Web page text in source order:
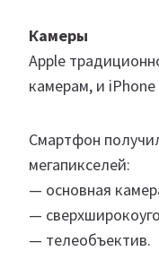
Камеры
Apple
камерам, и
Смартфон
мегапикселей:
— основная
—
— телеобъектив.